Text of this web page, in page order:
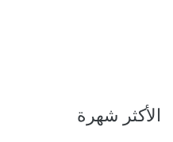
الأكثر شهرة